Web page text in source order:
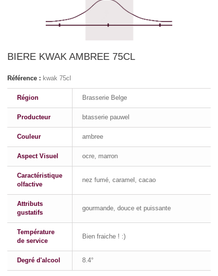
BIERE KWAK AMBREE 75CL
Référence : kwak 75cl
Région Brasserie Belge
Producteur btasserie pauwel
Couleur ambree
Aspect Visuel ocre, marron
Caractéristique
olfactive
nez fumé, caramel, cacao
Attributs
gustatifs
gourmande, douce et puissante
Température
de service
Bien fraiche ! :)
Degré d'alcool 8.4°